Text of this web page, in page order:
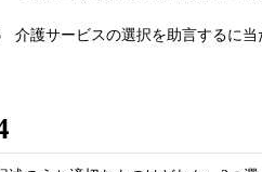
介護サービスの選択を助言するに